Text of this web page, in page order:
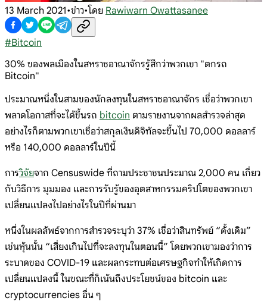
13 March 2021•ข่าว•โดย Rawiwarn Owattasanee
#Bitcoin
30% ของพลเมืองในสหราชอาณาจักรรู้สึกว่าพวกเขา "ตกรถ
Bitcoin"
ประมาณหนึ่งในสามของนักลงทุนในสหราชอาณาจักร เชื่อว่าพวกเขา
พลาดโอกาสที่จะได้ขึ้นรถ bitcoin ตามรายงานจากผลสำรวจล่าสุด
อย่างไรก็ตามพวกเขาเชื่อว่าสกุลเงินดิจิทัลจะขึ้นไป 70,000 ดอลลาร์
หรือ 140,000 ดอลลาร์ในปีนี้
การวิจัยจาก Censuswide ที่ถามประชาชนประมาณ 2,000 คน เกี่ยว
กับวิธีการ มุมมอง และการรับรู้ของอุตสาหกรรมคริปโตของพวกเขา
เปลี่ยนแปลงไปอย่างไรในปีที่ผ่านมา
หนึ่งในผลลัพธ์จากการสำรวจระบุว่า 37% เชื่อว่าสินทรัพย์ “ดั้งเดิม”
เช่นหุ้นนั้น “เสี่ยงเกินไปที่จะลงทุนในตอนนี้” โดยพวกเขามองว่าการ
ระบาดของ COVID-19 และผลกระทบต่อเศรษฐกิจทำให้เกิดการ
เปลี่ยนแปลงนี้ ในขณะที่ก็เน้นถึงประโยชน์ของ bitcoin และ
cryptocurrencies อื่น ๆ